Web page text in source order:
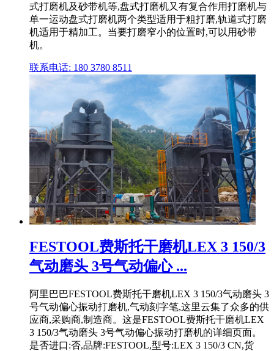
式打磨机及砂带机等,盘式打磨机又有复合作用打磨机与
单一运动盘式打磨机两个类型适用于粗打磨,轨道式打磨
机适用于精加工。当要打磨窄小的位置时,可以用砂带
机。
联系电话: 180 3780 8511
FESTOOL费斯托干磨机LEX 3 150/3
气动磨头 3号气动偏心 ...
阿里巴巴FESTOOL费斯托干磨机LEX 3 150/3气动磨头 3
号气动偏心振动打磨机,气动刻字笔,这里云集了众多的供
应商,采购商,制造商。这是FESTOOL费斯托干磨机LEX
3 150/3气动磨头 3号气动偏心振动打磨机的详细页面。
是否进口:否,品牌:FESTOOL,型号:LEX 3 150/3 CN,货